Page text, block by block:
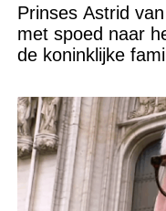
Prinses Astrid
met spoed naar
de koninklijke